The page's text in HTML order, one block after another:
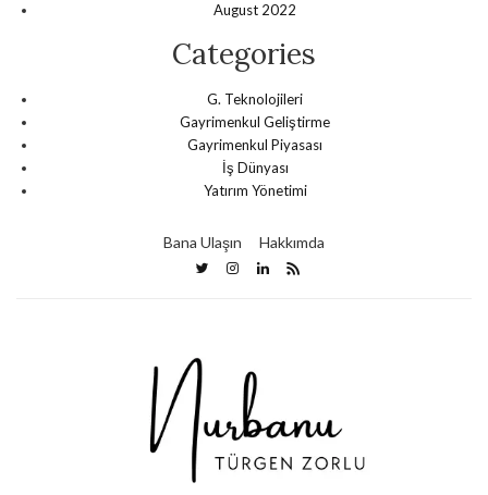
August 2022
Categories
G. Teknolojileri
Gayrimenkul Geliştirme
Gayrimenkul Piyasası
İş Dünyası
Yatırım Yönetimi
Bana Ulaşın Hakkımda